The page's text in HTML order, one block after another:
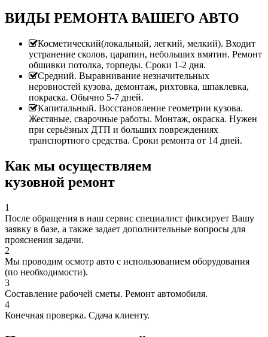
ВИДЫ РЕМОНТА ВАШЕГО АВТО
Косметический(локальный, легкий, мелкий). Входит
устранение сколов, царапин, небольших вмятин. Ремонт
обшивки потолка, торпеды. Сроки 1-2 дня.
Средний. Выравнивание незначительных
неровностей кузова, демонтаж, рихтовка, шпаклевка,
покраска. Обычно 5-7 дней.
Капитальный. Восстановление геометрии кузова.
Жестяные, сварочные работы. Монтаж, окраска. Нужен
при серьёзных ДТП и больших повреждениях
транспортного средства. Сроки ремонта от 14 дней.
Как мы осуществляем
кузовной ремонт
1
После обращения в наш сервис специалист фиксирует Вашу
заявку в базе, а также задает дополнительные вопросы для
прояснения задачи.
2
Мы проводим осмотр авто с использованием оборудования
(по необходимости).
3
Составление рабочей сметы. Ремонт автомобиля.
4
Конечная проверка. Сдача клиенту.